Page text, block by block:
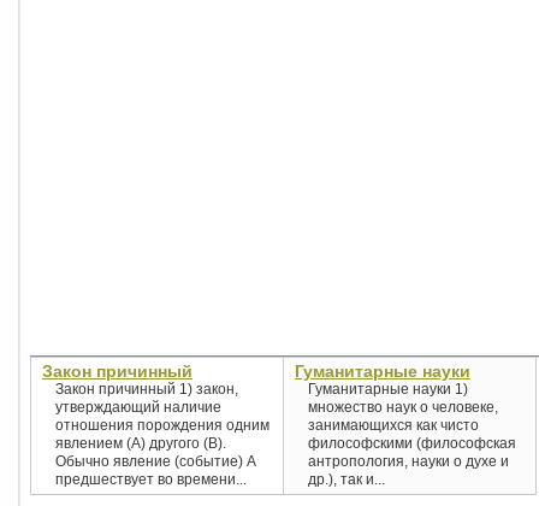
Закон причинный
Закон причинный 1) закон,
утверждающий наличие
отношения порождения одним
явлением (А) другого (В).
Обычно явление (событие) А
предшествует во времени...
Гуманитарные науки
Гуманитарные науки 1)
множество наук о человеке,
занимающихся как чисто
философскими (философская
антропология, науки о духе и
др.), так и...